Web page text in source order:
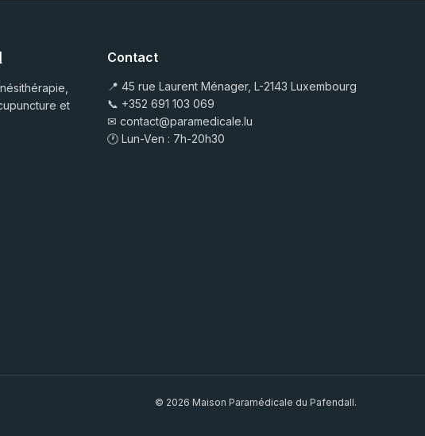
et
Contact
📍 45 rue Laurent Ménager, L-2143 Luxembourg
📞 +352 691 103 069
✉contact@paramedicale.lu
🕐 Lun-Ven : 7h-20h30
© 2026 Maison Paramédicale du Pafendall.